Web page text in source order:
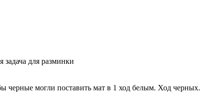
черные могли поставить мат в 1 ход белым. Ход черных.